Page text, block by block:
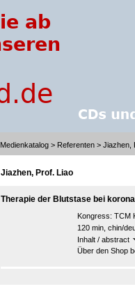
Medienkatalog > Referenten > Jiazhen,
Jiazhen, Prof. Liao
Therapie der Blutstase bei
Kongress: TCM
120 min, chin/
Inhalt / abstract
Über den Shop